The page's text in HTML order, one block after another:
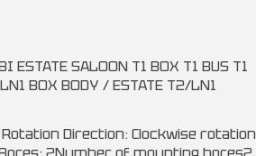
ESTATE SALOON T1 BOX T1 BUS T1
BOX BODY / ESTATE T2/LN1
Direction: Clockwise rotation